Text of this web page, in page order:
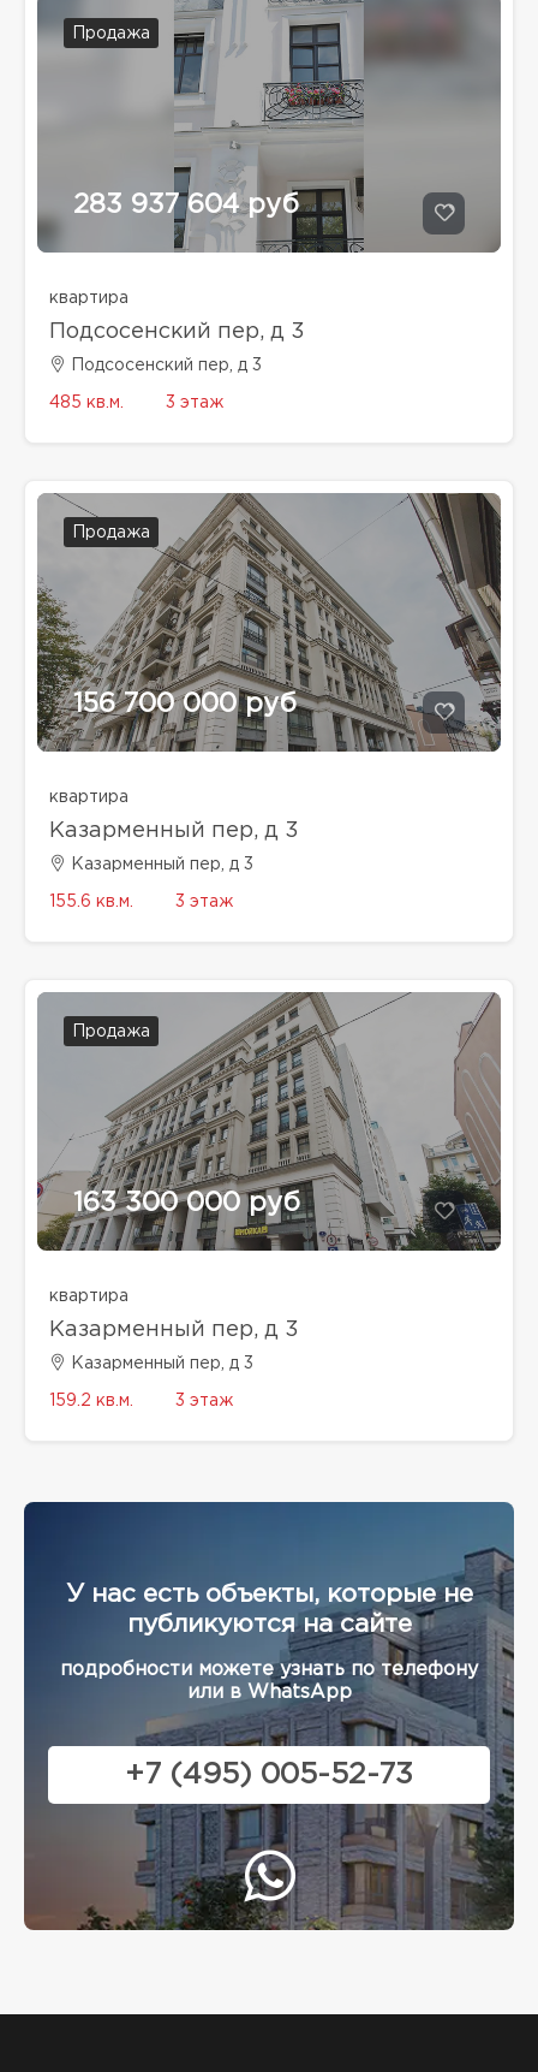
Продажа
283 937 604 руб
квартира
Подсосенский пер, д 3
Подсосенский пер, д 3
485 кв.м. 3 этаж
Продажа
156 700 000 руб
квартира
Казарменный пер, д 3
Казарменный пер, д 3
155.6 кв.м. 3 этаж
Продажа
163 300 000 руб
квартира
Казарменный пер, д 3
Казарменный пер, д 3
159.2 кв.м. 3 этаж
У нас есть объекты, которые не
публикуются на сайте
подробности можете узнать по телефону
или в WhatsApp
+7 (495) 005-52-73